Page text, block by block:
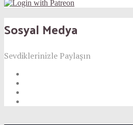
Sosyal Medya
Sevdiklerinizle Paylaşın